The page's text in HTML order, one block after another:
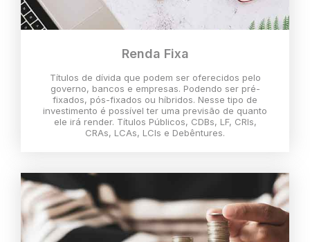
Renda Fixa
Títulos de dívida que podem ser oferecidos pelo
governo, bancos e empresas. Podendo ser pré-
fixados, pós-fixados ou híbridos. Nesse tipo de
investimento é possível ter uma previsão de quanto
ele irá render. Títulos Públicos, CDBs, LF, CRIs,
CRAs, LCAs, LCIs e Debêntures.